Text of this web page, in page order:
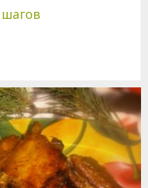
шагов